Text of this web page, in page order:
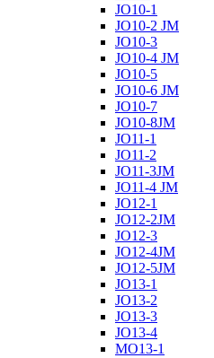
JO10-1
JO10-2 JM
JO10-3
JO10-4 JM
JO10-5
JO10-6 JM
JO10-7
JO10-8JM
JO11-1
JO11-2
JO11-3JM
JO11-4 JM
JO12-1
JO12-2JM
JO12-3
JO12-4JM
JO12-5JM
JO13-1
JO13-2
JO13-3
JO13-4
MO13-1